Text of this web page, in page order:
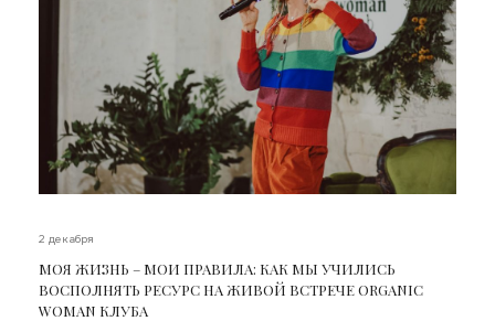
2 декабря
МОЯ ЖИЗНЬ – МОИ ПРАВИЛА: КАК МЫ УЧИЛИСЬ
ВОСПОЛНЯТЬ РЕСУРС НА ЖИВОЙ ВСТРЕЧЕ ORGANIC
WOMAN КЛУБА